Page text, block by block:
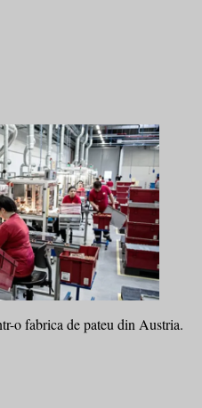
o fabrica de pateu din Austria.